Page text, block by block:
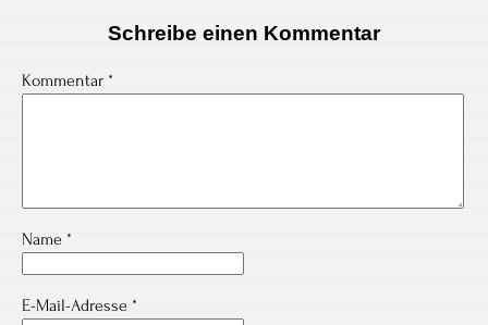
Schreibe einen Kommentar
Kommentar *
Name *
E-Mail-Adresse *